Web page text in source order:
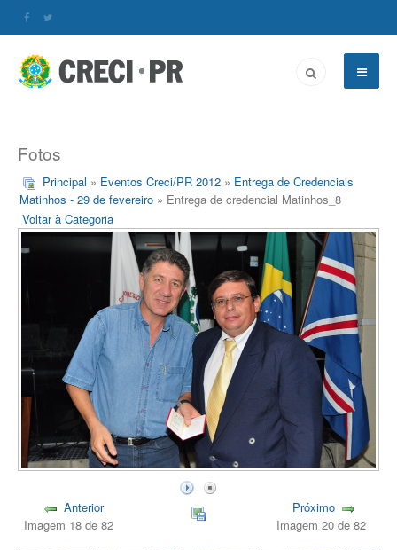
Fotos
Principal » Eventos Creci/PR 2012 » Entrega de Credenciais
Matinhos - 29 de fevereiro » Entrega de credencial Matinhos_8
Voltar à Categoria
Anterior
Imagem 18 de 82
Próximo
Imagem 20 de 82